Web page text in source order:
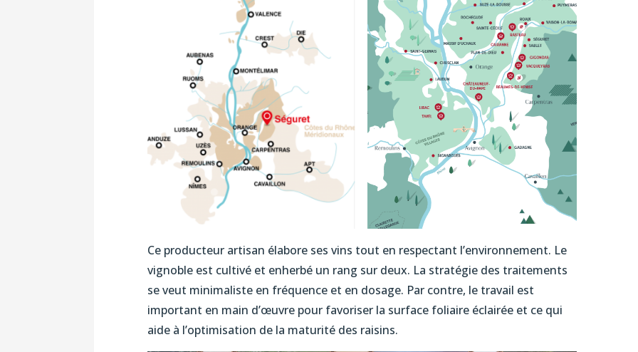
Ce producteur artisan élabore ses vins tout en respectant l’environnement. Le
vignoble est cultivé et enherbé un rang sur deux. La stratégie des traitements
se veut minimaliste en fréquence et en dosage. Par contre, le travail est
important en main d’œuvre pour favoriser la surface foliaire éclairée et ce qui
aide à l’optimisation de la maturité des raisins.